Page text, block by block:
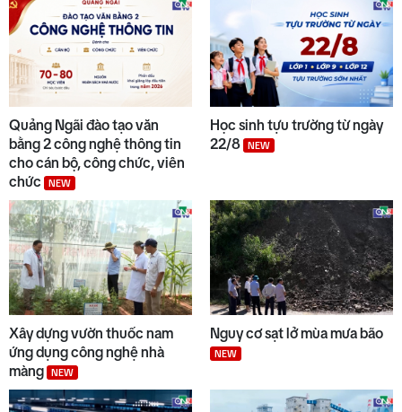
Quảng Ngãi đào tạo văn
bằng 2 công nghệ thông tin
cho cán bộ, công chức, viên
chức
NEW
Học sinh tựu trường từ ngày
22/8
NEW
Xây dựng vườn thuốc nam
ứng dụng công nghệ nhà
màng
NEW
Nguy cơ sạt lở mùa mưa bão
NEW